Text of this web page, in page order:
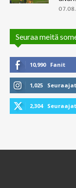
Seuraa meitä
10,990 Fanit
1,025 Seuraajat
2,304 Seuraajat